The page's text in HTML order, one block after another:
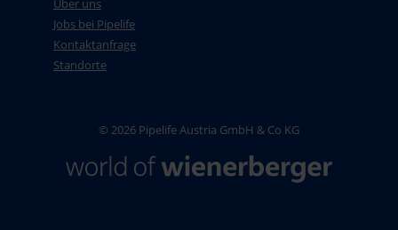
Über uns
Jobs bei Pipelife
Kontaktanfrage
Standorte
© 2026 Pipelife Austria GmbH & Co KG